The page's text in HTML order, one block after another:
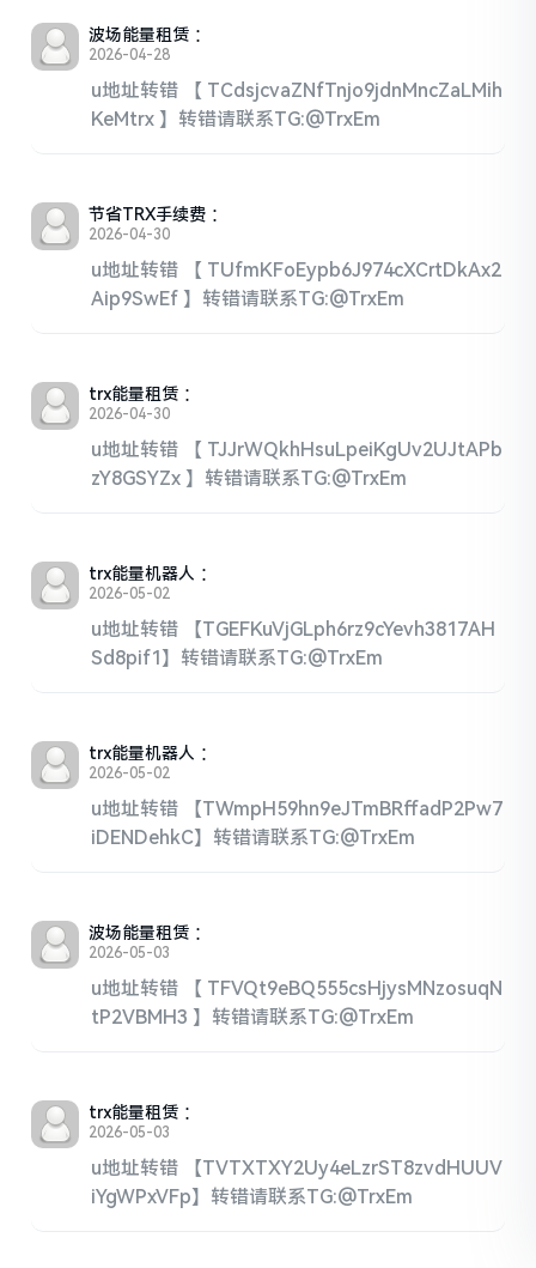
波场能量租赁 ：
2026-04-28
u地址转错 【 TCdsjcvaZNfTnjo9jdnMncZaLMih
KeMtrx 】转错请联系TG:@TrxEm
节省TRX手续费 ：
2026-04-30
u地址转错 【 TUfmKFoEypb6J974cXCrtDkAx2
Aip9SwEf 】转错请联系TG:@TrxEm
trx能量租赁 ：
2026-04-30
u地址转错 【 TJJrWQkhHsuLpeiKgUv2UJtAPb
zY8GSYZx 】转错请联系TG:@TrxEm
trx能量机器人 ：
2026-05-02
u地址转错 【TGEFKuVjGLph6rz9cYevh3817AH
Sd8pif1】转错请联系TG:@TrxEm
trx能量机器人 ：
2026-05-02
u地址转错 【TWmpH59hn9eJTmBRffadP2Pw7
iDENDehkC】转错请联系TG:@TrxEm
波场能量租赁 ：
2026-05-03
u地址转错 【 TFVQt9eBQ555csHjysMNzosuqN
tP2VBMH3 】转错请联系TG:@TrxEm
trx能量租赁 ：
2026-05-03
u地址转错 【TVTXTXY2Uy4eLzrST8zvdHUUV
iYgWPxVFp】转错请联系TG:@TrxEm